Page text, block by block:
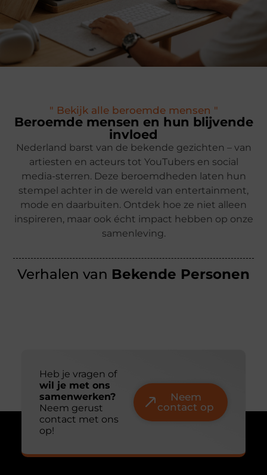
" Bekijk alle beroemde mensen "
Beroemde mensen en hun blijvende
invloed
Nederland barst van de bekende gezichten – van
artiesten en acteurs tot YouTubers en social
media-sterren. Deze beroemdheden laten hun
stempel achter in de wereld van entertainment,
mode en daarbuiten. Ontdek hoe ze niet alleen
inspireren, maar ook écht impact hebben op onze
samenleving.
Verhalen van Bekende Personen
Heb je vragen of
wil je met ons
samenwerken?
Neem gerust
contact met ons
op!
Neem
contact op